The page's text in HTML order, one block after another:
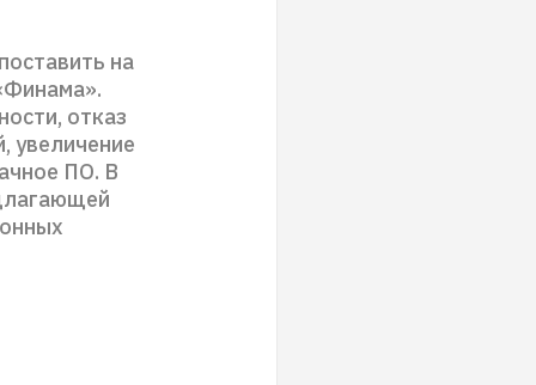
на
отказ
увеличение
ПО. В